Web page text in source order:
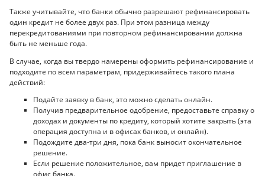
Также учитывайте, что банки обычно разрешают рефинансировать
один кредит не более двух раз. При этом разница между
перекредитованиями при повторном рефинансировании должна
быть не меньше года.
В случае, когда вы твердо намерены оформить рефинансирование и
подходите по всем параметрам, придерживайтесь такого плана
действий:
Подайте заявку в банк, это можно сделать онлайн.
Получив предварительное одобрение, предоставьте справку о
доходах и документы по кредиту, который хотите закрыть (эта
операция доступна и в офисах банков, и онлайн).
Подождите два-три дня, пока банк выносит окончательное
решение.
Если решение положительное, вам придет приглашение в
офис банка.